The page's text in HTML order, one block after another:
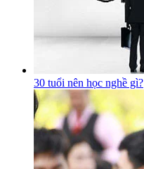
30 tuổi nên học nghề gì?